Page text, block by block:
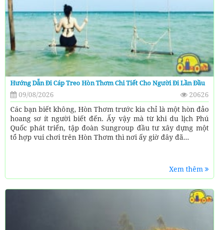
Hướng Dẫn Đi Cáp Treo Hòn Thơm Chi Tiết Cho Người Đi Lần Đầu
09/08/2026
20626
Các bạn biết không, Hòn Thơm trước kia chỉ là một hòn đảo
hoang sơ ít người biết đến. Ấy vậy mà từ khi du lịch Phú
Quốc phát triển, tập đoàn Sungroup đầu tư xây dựng một
tổ hợp vui chơi trên Hòn Thơm thì nơi ấy giờ đây đã...
Xem thêm